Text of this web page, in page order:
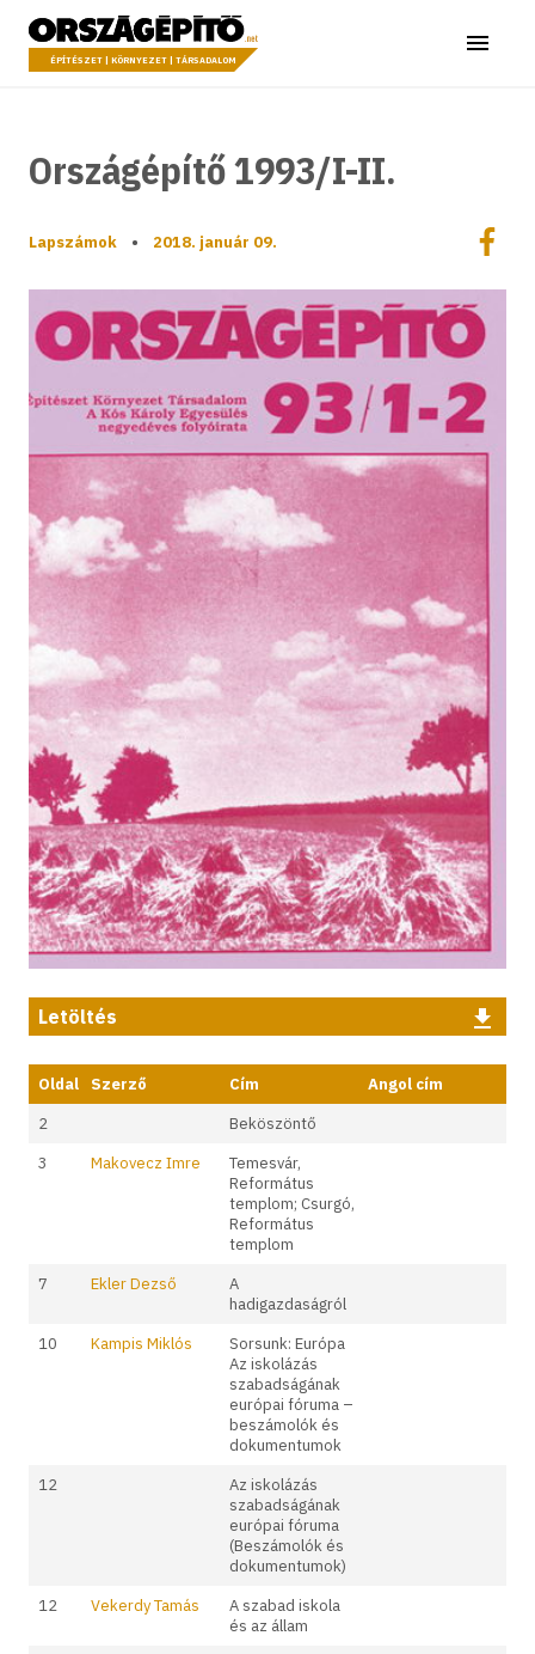
a tartalomhoz
Országépítő
ÉPÍTÉSZET | KÖRNYEZET | TÁRSADALOM Menü
Országépítő 1993/I-II.
Lapszámok • 2018. január 09.
Oldal Szerző Cím
Angol cím
2
Beköszöntő
3
Makovecz Imre
Temesvár,
Református
templom; Csurgó,
Református
templom
7
Ekler Dezső
A
hadigazdaságról
10
Kampis Miklós
Sorsunk: Európa
Az iskolázás
szabadságának
európai fóruma –
beszámolók és
dokumentumok
12
Az iskolázás
szabadságának
európai fóruma
(Beszámolók és
dokumentumok)
12
Vekerdy Tamás
A szabad iskola
és az állam
Letöltés